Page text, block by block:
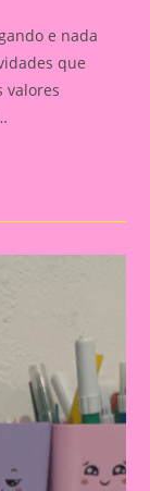
e nada
que
valores